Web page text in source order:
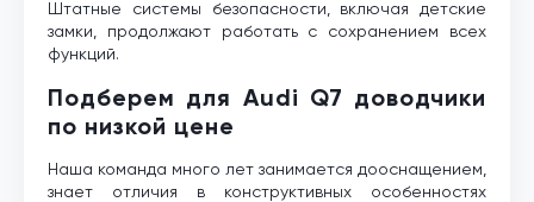
Штатные системы безопасности, включая детские
замки, продолжают работать с сохранением всех
функций.
Подберем для Audi Q7 доводчики
по низкой цене
Наша команда много лет занимается дооснащением,
знает отличия в конструктивных особенностях